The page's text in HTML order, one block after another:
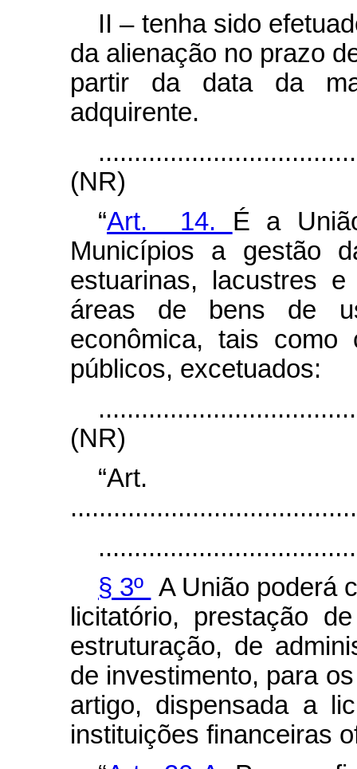
II – tenha sido
da alienação no prazo
partir da data da
adquirente.
(NR)
“Art. 14. É a
Municípios a gestão
estuarinas, lacustres
áreas de bens de
econômica, tais como
públicos, excetuados:
(NR)
§ 3º A União poderá
licitatório, prestação
estruturação, de
de investimento, para
artigo, dispensada a
instituições financeiras